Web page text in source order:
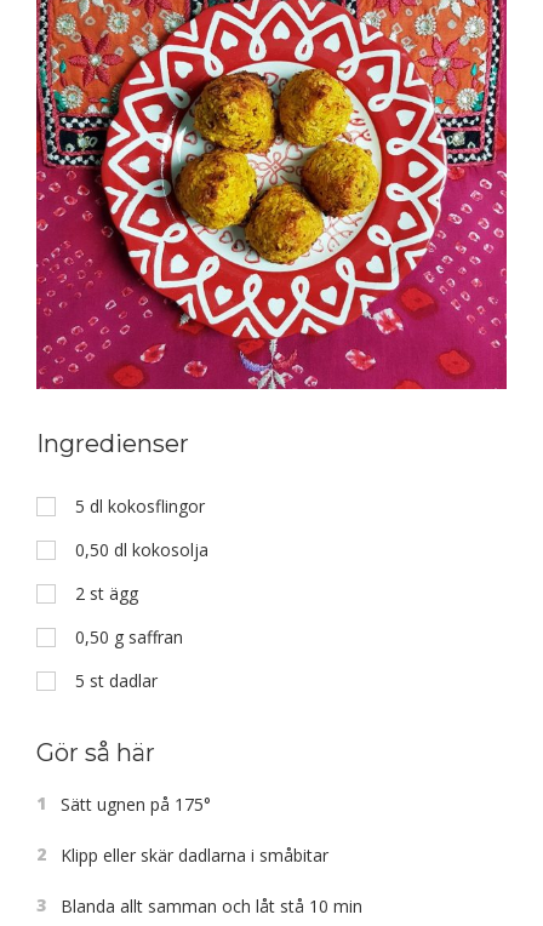
Ingredienser
5 dl kokosflingor
0,50 dl kokosolja
2 st ägg
0,50 g saffran
5 st dadlar
Gör så här
1 Sätt ugnen på 175°
2 Klipp eller skär dadlarna i småbitar
3 Blanda allt samman och låt stå 10 min